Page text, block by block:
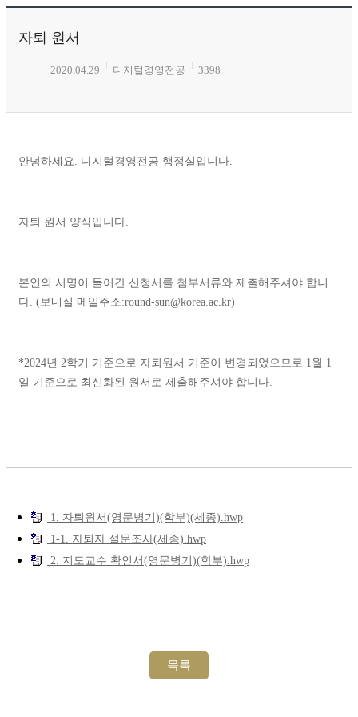
자퇴 원서
2020.04.29 디지털경영전공 3398
안녕하세요. 디지털경영전공 행정실입니다.
자퇴 원서 양식입니다.
본인의 서명이 들어간 신청서를 첨부서류와 제출해주셔야 합니
다. (보내실 메일주소:round-sun@korea.ac.kr)
*2024년 2학기 기준으로 자퇴원서 기준이 변경되었으므로 1월 1
일 기준으로 최신화된 원서로 제출해주셔야 합니다.
1. 자퇴원서(영문병기)(학부)(세종).hwp
1-1. 자퇴자 설문조사(세종).hwp
2. 지도교수 확인서(영문병기)(학부).hwp